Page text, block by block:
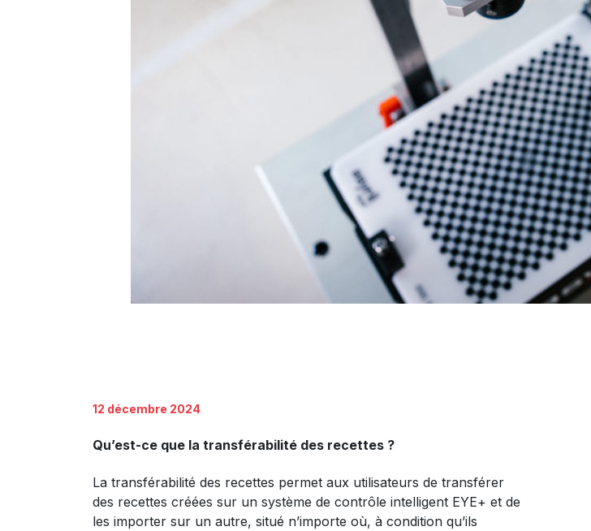
12 décembre 2024
Qu’est-ce que la transférabilité des recettes ?
La transférabilité des recettes permet aux utilisateurs de transférer
des recettes créées sur un système de contrôle intelligent EYE+ et de
les importer sur un autre, situé n’importe où, à condition qu’ils